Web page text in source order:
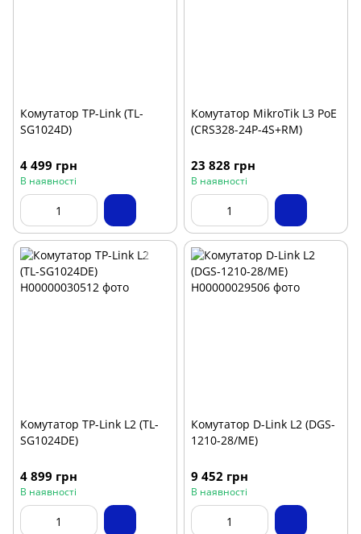
Комутатор TP-Link (TL-
SG1024D)
4 499 грн
В наявності
Комутатор MikroTik L3 PoE
(CRS328-24P-4S+RM)
23 828 грн
В наявності
Комутатор TP-Link L2 (TL-
SG1024DE)
4 899 грн
В наявності
Комутатор D-Link L2 (DGS-
1210-28/ME)
9 452 грн
В наявності